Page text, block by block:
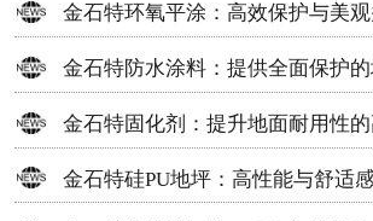
金石特环氧平涂：高效保护与美
方案
金石特防水涂料：提供全面保护
金石特固化剂：提升地面耐用性
金石特硅PU地坪：高性能与舒适